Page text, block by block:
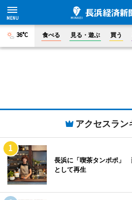
36°C 食べる 見る・遊ぶ 買う
アクセスラン
長浜に「喫茶タンポポ」
として再生